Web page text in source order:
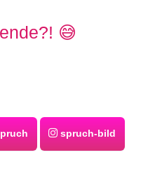
😅
spruch-bild